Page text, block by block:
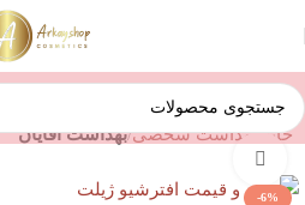
خانه بهداشت شخصی بهداشت آقایان
-6%